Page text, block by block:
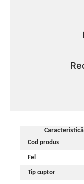
Caracteristică
Cod produs
Fel
Tip cuptor